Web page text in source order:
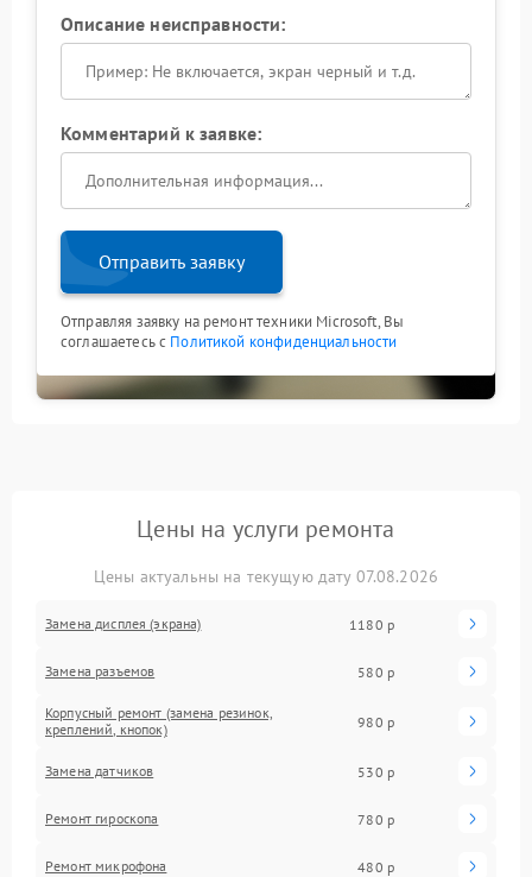
Описание неисправности:
Комментарий к заявке:
Отправить заявку
Отправляя заявку на ремонт техники Microsoft, Вы
соглашаетесь с Политикой конфиденциальности
Цены на услуги ремонта
Цены актуальны на текущую дату 07.08.2026
Замена дисплея (экрана) 1180 р
Замена разъемов 580 р
Корпусный ремонт (замена резинок,
креплений, кнопок)
980 р
Замена датчиков 530 р
Ремонт гироскопа 780 р
Ремонт микрофона 480 р